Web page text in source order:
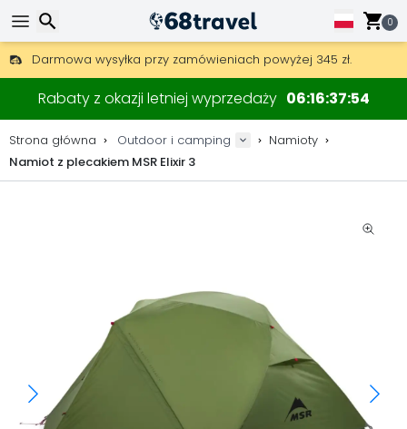
0
Darmowa wysyłka przy zamówieniach powyżej 345 zł.
30 dni na zwrot, 90 dni na drewniane mapy i dekoracje.
Rabaty z okazji letniej wyprzedaży 06 16 37 53
Strona główna Outdoor i camping
Namioty
Namiot z plecakiem MSR Elixir 3
Wyszukaj